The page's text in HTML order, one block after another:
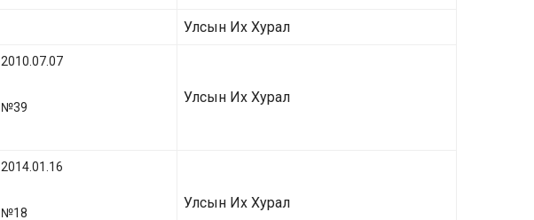
Улсын Их Хурал
2010.07.07
№39
Улсын Их Хурал
2014.01.16
№18
Улсын Их Хурал